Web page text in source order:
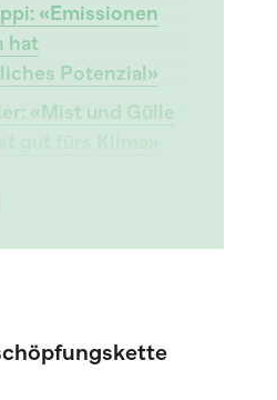
«Emissionen
hat
Potenzial»
«Mist und Gülle